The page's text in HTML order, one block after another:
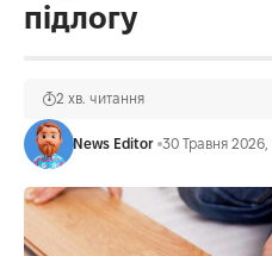
підлогу
News Editor 30 Травня 2026,
2 хв. читання